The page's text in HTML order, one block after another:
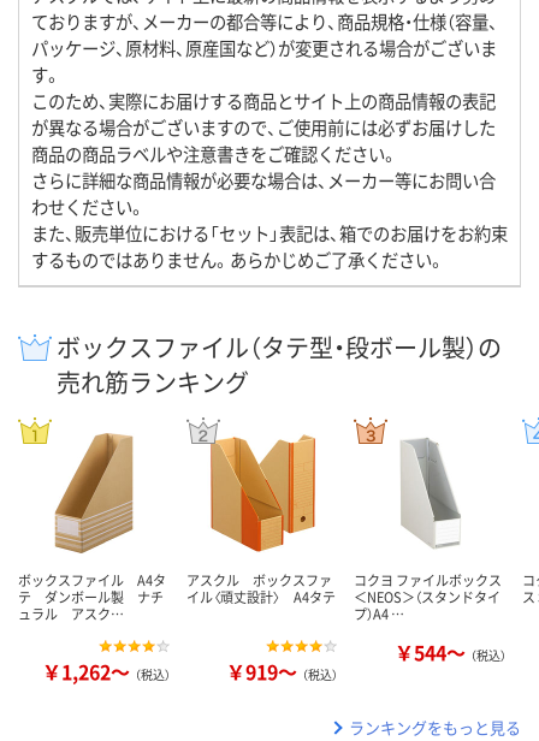
ておりますが、メーカーの都合等により、商品規格・仕様（容量、
パッケージ、原材料、原産国など）が変更される場合がございま
す。
このため、実際にお届けする商品とサイト上の商品情報の表記
が異なる場合がございますので、ご使用前には必ずお届けした
商品の商品ラベルや注意書きをご確認ください。
さらに詳細な商品情報が必要な場合は、メーカー等にお問い合
わせください。
また、販売単位における「セット」表記は、箱でのお届けをお約束
するものではありません。あらかじめご了承ください。
ボックスファイル（タテ型・段ボール製）の
売れ筋ランキング
ボックスファイル A4タ
テ ダンボール製 ナチ
ュラル アスク…
￥1,262～ （税込）
アスクル ボックスファ
イル〈頑丈設計〉 A4タテ
￥919～ （税込）
コクヨ ファイルボックス
＜NEOS＞（スタンドタイ
プ）A4 …
￥544～ （税込）
ランキングをもっと見る